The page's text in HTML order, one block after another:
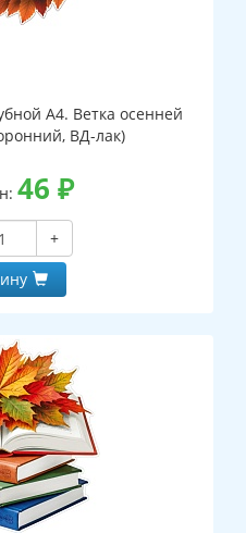
А4. Ветка осенней
ВД-лак)
46 ₽
+